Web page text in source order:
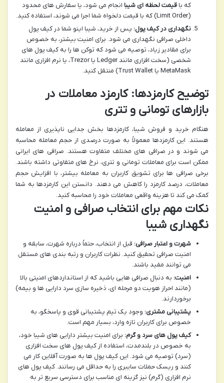
که با قیمت لحظه ای شیبا انجام می شود، یا سفارش های محدود
(Limit Order) که با قیمت دلخواه شما اجرا می شوند، استفاده کنید.
نگهداری در کیف پول: پس از خرید، شیبا اینو شما در کیف پول
داخلی صرافی نگهداری می شود. برای امنیت بیشتر، به خصوص
برای مقادیر زیاد، توصیه می شود که توکن ها را به کیف پول های
شخصی (سخت افزاری مانند Ledger یا Trezor، یا نرم افزاری مانند
MetaMask یا Trust Wallet) منتقل کنید.
توضیح کارمزدها: کارمزد معاملات در
بازارهای تومانی و تتری
هنگام خرید و فروش شیبا، کارمزدها بخش جدایی ناپذیری از معامله
هستند. این کارمزدها معمولاً به صورت درصدی از حجم معامله محاسبه
می شوند و در صرافی های مختلف متفاوت هستند. صرافی های ایرانی
ممکن است برای معاملات تومانی و تتری، نرخ های متفاوتی داشته باشند.
برخی صرافی ها برای تشویق کاربران به معامله بیشتر، با افزایش حجم
معاملات، درصد کارمزد را کاهش می دهند. دانستن این کارمزدها به شما
کمک می کند تا هزینه واقعی معاملات خود را محاسبه کنید.
نکات مهم برای انتخاب صرافی و امنیت
نگهداری شیبا
شهرت و اعتبار صرافی: قبل از انتخاب، حتماً درباره شهرت، سابقه و
امنیت صرافی تحقیق کنید. نظرات کاربران و رتبه بندی های مستقل
می توانند مفید باشند.
امنیت: به دنبال صرافی هایی باشید که از استانداردهای امنیتی بالا
(مانند احراز هویت دو مرحله ای، ذخیره سازی سرد دارایی ها و بیمه)
برخوردارند.
پشتیبانی مشتری: وجود یک تیم پشتیبانی قوی و پاسخگو، به
خصوص برای کاربران تازه وارد، بسیار مهم است.
کیف پول های سرد و گرم: برای امنیت بیشتر دارایی های شیبا خود،
به خصوص در بلندمدت، استفاده از کیف پول های سخت افزاری
(سرد) توصیه می شود. این کیف پول ها به صورت آفلاین کار می
کنند و ریسک حملات سایبری را به حداقل می رسانند. کیف پول های
نرم افزاری (گرم) نیز گزینه ای مناسب برای دسترسی سریع تر به